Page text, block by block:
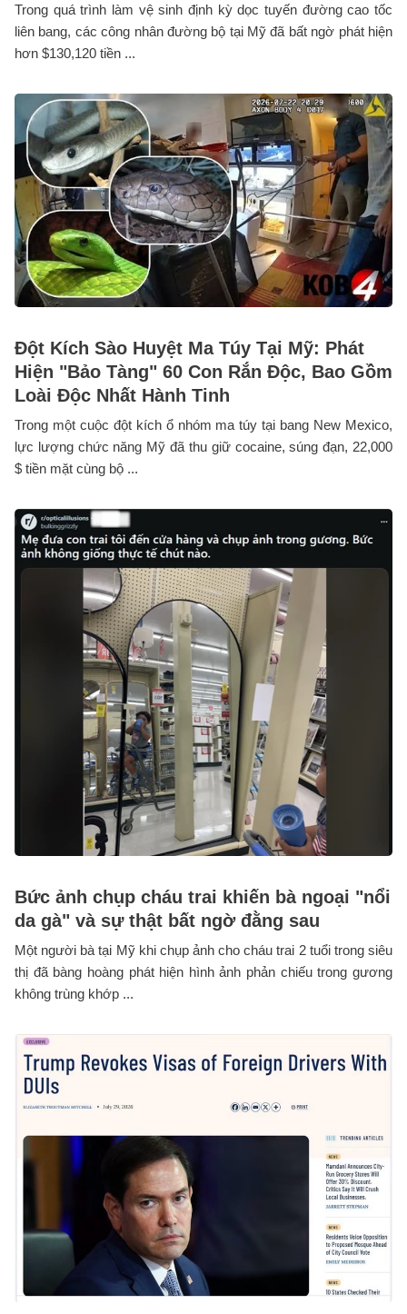
Trong quá trình làm vệ sinh định kỳ dọc tuyến đường cao tốc
liên bang, các công nhân đường bộ tại Mỹ đã bất ngờ phát hiện
hơn $130,120 tiền ...
Đột Kích Sào Huyệt Ma Túy Tại Mỹ: Phát
Hiện "Bảo Tàng" 60 Con Rắn Độc, Bao Gồm
Loài Độc Nhất Hành Tinh
Trong một cuộc đột kích ổ nhóm ma túy tại bang New Mexico,
lực lượng chức năng Mỹ đã thu giữ cocaine, súng đạn, 22,000
$ tiền mặt cùng bộ ...
Bức ảnh chụp cháu trai khiến bà ngoại "nổi
da gà" và sự thật bất ngờ đằng sau
Một người bà tại Mỹ khi chụp ảnh cho cháu trai 2 tuổi trong siêu
thị đã bàng hoàng phát hiện hình ảnh phản chiếu trong gương
không trùng khớp ...